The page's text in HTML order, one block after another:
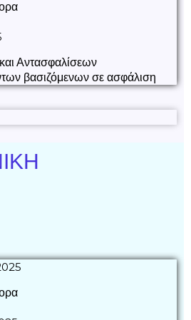
Αντασφαλίσεων
βασιζόμενων σε ασφάλιση